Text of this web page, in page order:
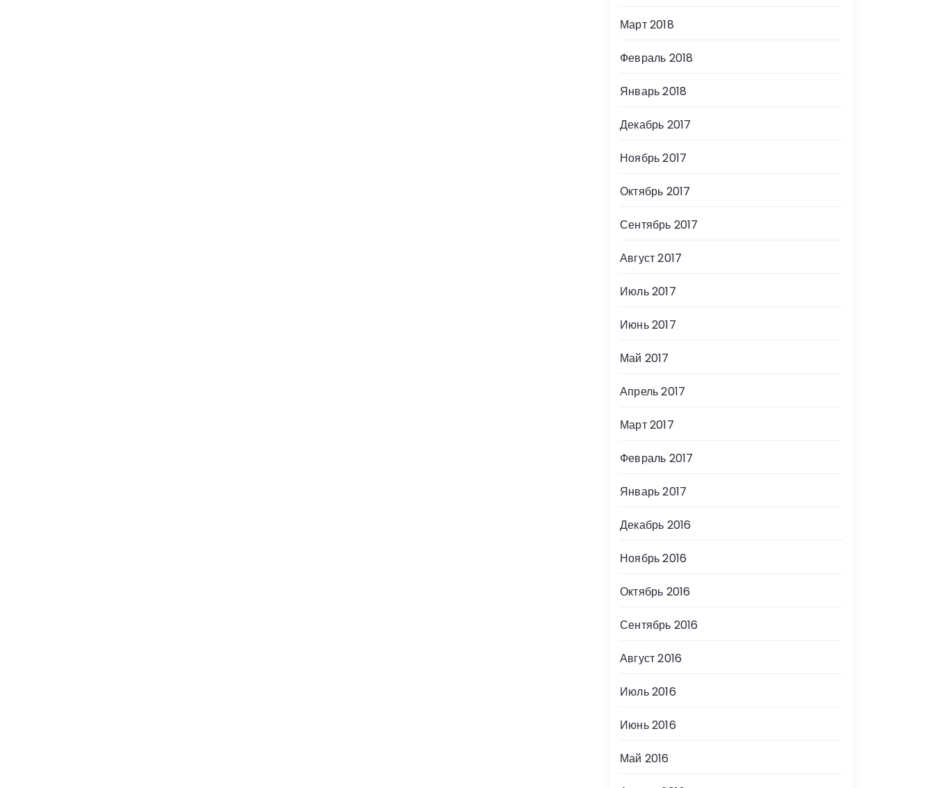
Март 2018
Февраль 2018
Январь 2018
Декабрь 2017
Ноябрь 2017
Октябрь 2017
Сентябрь 2017
Август 2017
Июль 2017
Июнь 2017
Май 2017
Апрель 2017
Март 2017
Февраль 2017
Январь 2017
Декабрь 2016
Ноябрь 2016
Октябрь 2016
Сентябрь 2016
Август 2016
Июль 2016
Июнь 2016
Май 2016